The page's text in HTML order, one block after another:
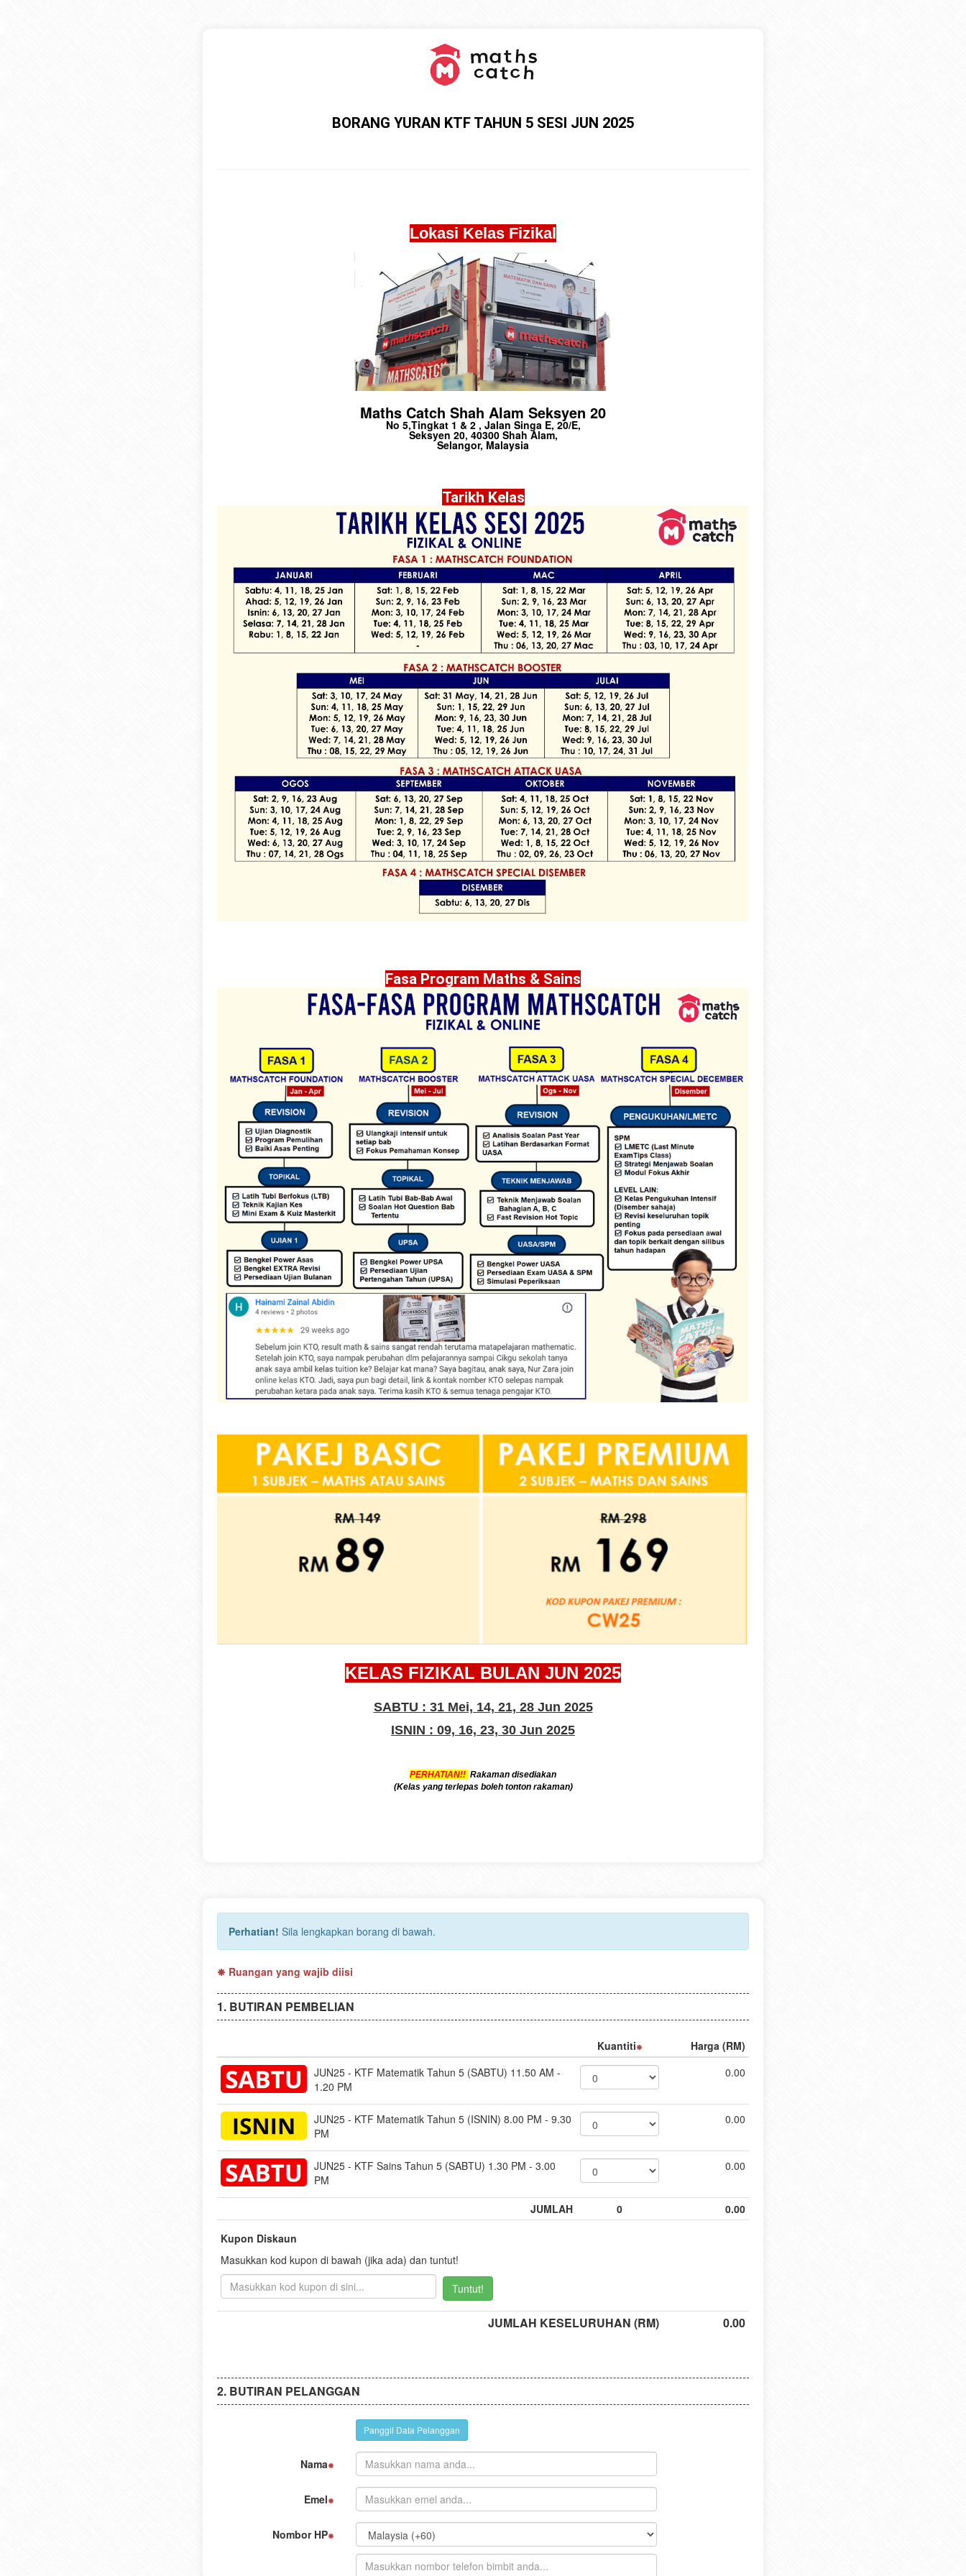
BORANG YURAN KTF TAHUN 5 SESI JUN 2025
Lokasi Kelas Fizikal
Maths Catch Shah Alam Seksyen 20
No 5,Tingkat 1 & 2 , Jalan Singa E, 20/E,
Seksyen 20, 40300 Shah Alam,
Selangor, Malaysia
Tarikh Kelas
Fasa Program Maths & Sains
KELAS FIZIKAL BULAN JUN 2025
SABTU : 31 Mei, 14, 21, 28 Jun 2025
ISNIN : 09, 16, 23, 30 Jun 2025
PERHATIAN!! Rakaman disediakan
(Kelas yang terlepas boleh tonton rakaman)
Perhatian! Sila lengkapkan borang di bawah.
Ruangan yang wajib diisi
BUTIRAN PEMBELIAN
Kuantiti
Harga (RM)
JUN25 - KTF Matematik Tahun 5 (SABTU) 11.50 AM -
1.20 PM
0.00
JUN25 - KTF Matematik Tahun 5 (ISNIN) 8.00 PM - 9.30
PM
0.00
JUN25 - KTF Sains Tahun 5 (SABTU) 1.30 PM - 3.00
PM
0.00
JUMLAH 0 0.00
Kupon Diskaun
Masukkan kod kupon di bawah (jika ada) dan tuntut!
Tuntut!
JUMLAH KESELURUHAN (RM) 0.00
BUTIRAN PELANGGAN
Panggil Data Pelanggan
Nama
Emel
Nombor HP